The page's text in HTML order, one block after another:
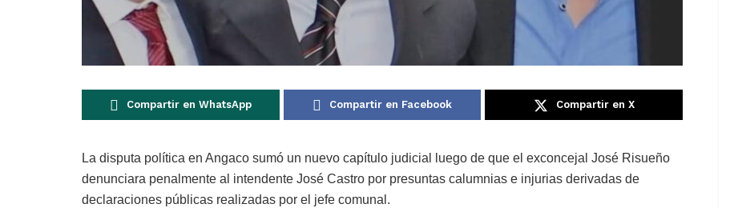
Compartir en WhatsApp Compartir en Facebook Compartir en X
La disputa política en Angaco sumó un nuevo capítulo judicial luego de que el exconcejal José Risueño
denunciara penalmente al intendente José Castro por presuntas calumnias e injurias derivadas de
declaraciones públicas realizadas por el jefe comunal.